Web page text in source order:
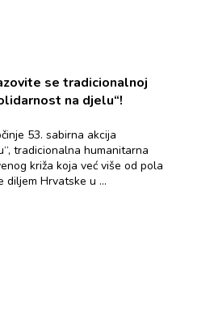
se tradicionalnoj
na djelu“!
53. sabirna akcija
tradicionalna humanitarna
križa koja već više od pola
diljem Hrvatske u ...